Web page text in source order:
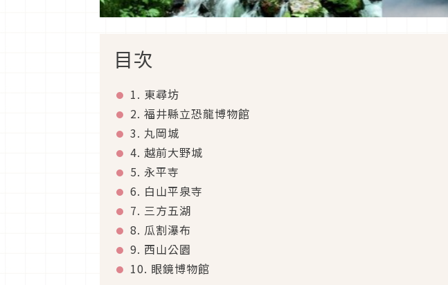
目次
1. 東尋坊
2. 福井縣立恐龍博物館
3. 丸岡城
4. 越前大野城
5. 永平寺
6. 白山平泉寺
7. 三方五湖
8. 瓜割瀑布
9. 西山公園
10. 眼鏡博物館